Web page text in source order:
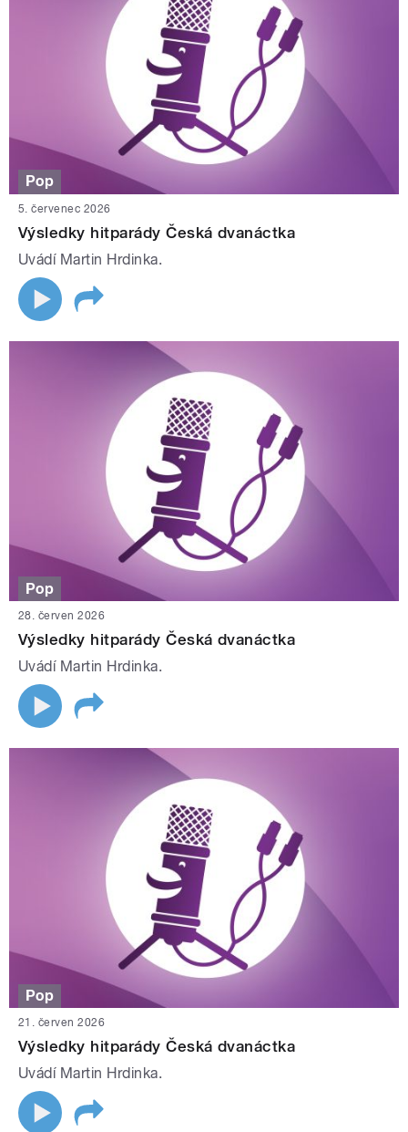
Pop
5. červenec 2026
Výsledky hitparády Česká dvanáctka
Uvádí Martin Hrdinka.
Pop
28. červen 2026
Výsledky hitparády Česká dvanáctka
Uvádí Martin Hrdinka.
Pop
21. červen 2026
Výsledky hitparády Česká dvanáctka
Uvádí Martin Hrdinka.